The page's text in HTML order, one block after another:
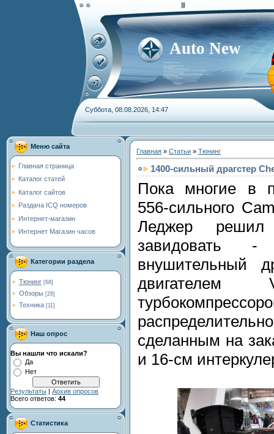
Auto New
Суббота, 08.08.2026, 14:47
Меню сайта
Главная страница
Каталог статей
Каталог сайтов
Раздача ICQ номеров
Интернет-магазин
Интернет Магазин часов
Категории раздела
Тюнинг [68]
Обзоры [28]
Техника [11]
Наш опрос
Вы нашли что искали?
Да
Нет
Результаты | Архив опросов
Всего ответов: 44
Статистика
Главная » Статьи » Тюнинг
1400-сильный драгстер
Пока многие в
556-сильного
Леджер решил
завидовать
внушительный
сделанным на
и 16-см